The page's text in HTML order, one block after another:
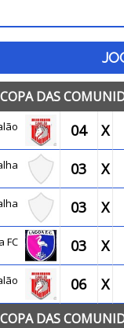
COPA DAS
04 X
03 X
03 X
FC 03 X
06 X
COPA DAS